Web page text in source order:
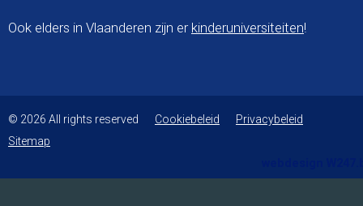
Ook elders in Vlaanderen zijn er kinderuniversiteiten!
© 2026 All rights reserved Cookiebeleid
Privacybeleid
Sitemap